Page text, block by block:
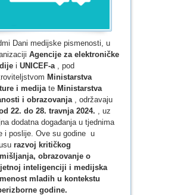
Dani medijske pismenosti, u
Agencije za elektroničke
i UNICEF-a , pod
Ministarstva
i medija te Ministarstva
i obrazovanja , održavaju
22. do 28. travnja 2024. , uz
dodatna događanja u tjednima
i poslije. Ove su godine u
razvoj kritičkog
obrazovanje o
inteligenciji i medijska
mladih u kontekstu
godine.